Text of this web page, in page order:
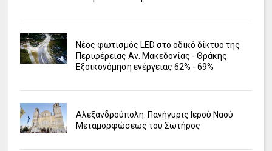
Νέος φωτισμός LED στο οδικό δίκτυο της
Περιφέρειας Αν. Μακεδονίας - Θράκης.
Εξοικονόμηση ενέργειας 62% - 69%
Αλεξανδρούπολη: Πανήγυρις Ιερού Ναού
Μεταμορφώσεως του Σωτήρος